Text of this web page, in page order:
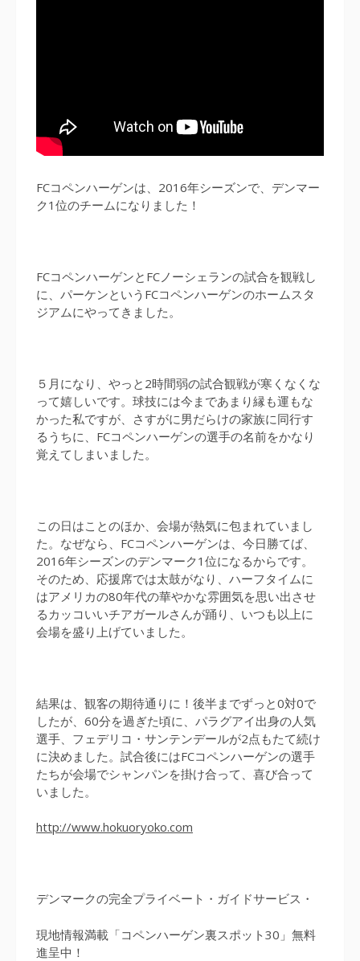
FCコペンハーゲンは、2016年シーズンで、デンマー
ク1位のチームになりました！
FCコペンハーゲンとFCノーシェランの試合を観戦し
に、パーケンというFCコペンハーゲンのホームスタ
ジアムにやってきました。
５月になり、やっと2時間弱の試合観戦が寒くなくな
って嬉しいです。球技には今まであまり縁も運もな
かった私ですが、さすがに男だらけの家族に同行す
るうちに、FCコペンハーゲンの選手の名前をかなり
覚えてしまいました。
この日はことのほか、会場が熱気に包まれていまし
た。なぜなら、FCコペンハーゲンは、今日勝てば、
2016年シーズンのデンマーク1位になるからです。
そのため、応援席では太鼓がなり、ハーフタイムに
はアメリカの80年代の華やかな雰囲気を思い出させ
るカッコいいチアガールさんが踊り、いつも以上に
会場を盛り上げていました。
結果は、観客の期待通りに！後半までずっと0対0で
したが、60分を過ぎた頃に、パラグアイ出身の人気
選手、フェデリコ・サンテンデールが2点もたて続け
に決めました。試合後にはFCコペンハーゲンの選手
たちが会場でシャンパンを掛け合って、喜び合って
いました。
http://www.hokuoryoko.com
デンマークの完全プライベート・ガイドサービス・
現地情報満載「コペンハーゲン裏スポット30」無料
進呈中！